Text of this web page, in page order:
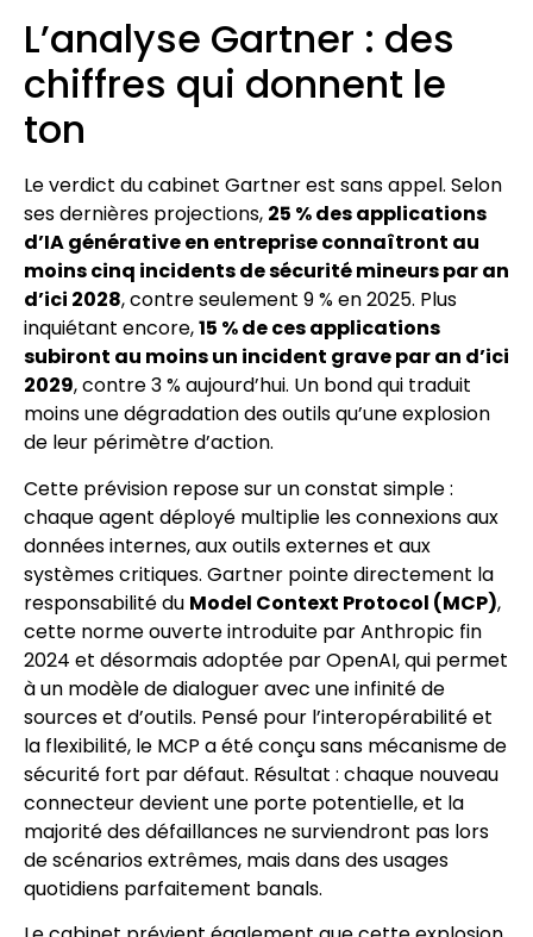
L’analyse Gartner : des
chiffres qui donnent le
ton
Le verdict du cabinet Gartner est sans appel. Selon
ses dernières projections, 25 % des applications
d’IA générative en entreprise connaîtront au
moins cinq incidents de sécurité mineurs par an
d’ici 2028, contre seulement 9 % en 2025. Plus
inquiétant encore,15 % de ces applications
subiront au moins un incident grave par an d’ici
2029, contre 3 % aujourd’hui. Un bond qui traduit
moins une dégradation des outils qu’une explosion
de leur périmètre d’action.
Cette prévision repose sur un constat simple :
chaque agent déployé multiplie les connexions aux
données internes, aux outils externes et aux
systèmes critiques. Gartner pointe directement la
responsabilité du Model Context Protocol (MCP),
cette norme ouverte introduite par Anthropic fin
2024 et désormais adoptée par OpenAI, qui permet
à un modèle de dialoguer avec une infinité de
sources et d’outils. Pensé pour l’interopérabilité et
la flexibilité, le MCP a été conçu sans mécanisme de
sécurité fort par défaut. Résultat : chaque nouveau
connecteur devient une porte potentielle, et la
majorité des défaillances ne surviendront pas lors
de scénarios extrêmes, mais dans des usages
quotidiens parfaitement banals.